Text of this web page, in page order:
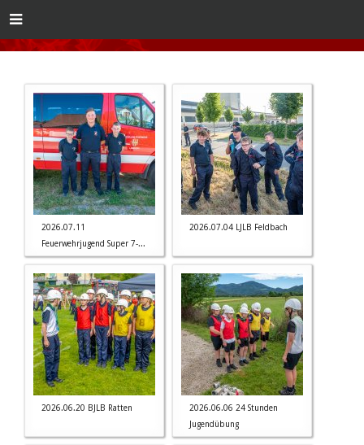
2026.07.11
Feuerwehrjugend Super 7-...
2026.07.04 LJLB Feldbach
2026.06.20 BJLB Ratten
2026.06.06 24 Stunden
Jugendübung